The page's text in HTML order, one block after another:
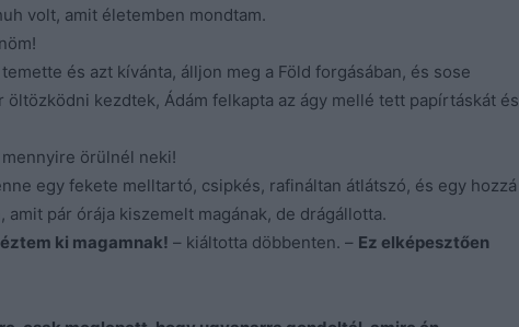
volt, amit életemben mondtam.
és azt kívánta, álljon meg a Föld forgásában, és sose
öltözködni kezdtek, Ádám felkapta az ágy mellé tett papírtáskát és
örülnél neki!
egy fekete melltartó, csipkés, rafináltan átlátszó, és egy hozzá
amit pár órája kiszemelt magának, de drágállotta.
ki magamnak! – kiáltotta döbbenten. – Ez elképesztően